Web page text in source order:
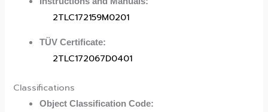
2TLC172159M0201
TÜV Certificate:
2TLC172067D0401
Classifications
Object Classification Code: